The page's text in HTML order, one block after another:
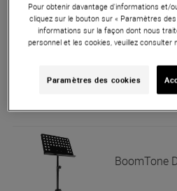
BoomTone
BoomTone
Pour obtenir davantage d'informations et/
cliquez sur le bouton sur « Paramètres
informations sur la façon dont nous
personnel et les cookies, veuillez consulter
Paramètres des cookies